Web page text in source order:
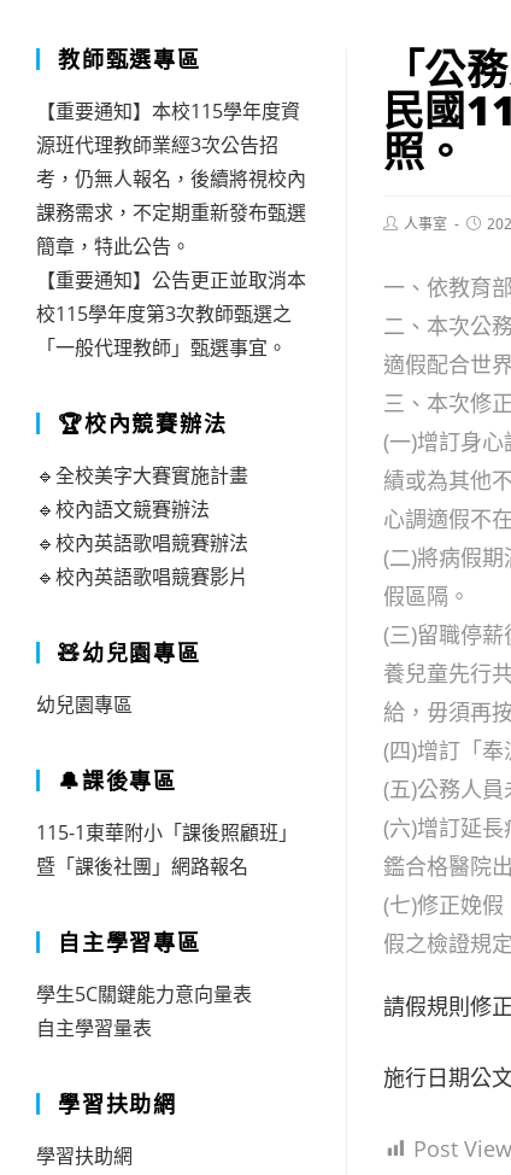
「公
民國
照。
Post人事室
Post
一、依教育
二、本次公
適假配合世
三、本次修
(一)增訂身
績或為其他
心調適假不
(二)將病假
假區隔。
(三)留職停
養兒童先行
給，毋須再
(四)增訂「
(五)公務人
(六)增訂延
鑑合格醫院
(七)修正娩
假之檢證規
請假規則修
施行日期公
Post
教師甄選專區
【重要通知】本校115學年度資
源班代理教師業經3次公告招
考，仍無人報名，後續將視校內
課務需求，不定期重新發布甄選
簡章，特此公告。
【重要通知】公告更正並取消本
校115學年度第3次教師甄選之
「一般代理教師」甄選事宜。
🏆校內競賽辦法
🔹全校美字大賽實施計畫
🔹校內語文競賽辦法
🔹校內英語歌唱競賽辦法
🔹校內英語歌唱競賽影片
🧸幼兒園專區
幼兒園專區
🔔課後專區
115-1東華附小「課後照顧班」
暨「課後社團」網路報名
自主學習專區
學生5C關鍵能力意向量表
自主學習量表
學習扶助網
學習扶助網